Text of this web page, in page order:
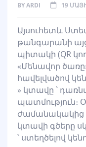
BYARDI 19
Այսուհետև
թանգարանի
պիտակի (QR
«Մենավոր
հավելվածով
» կտավը ՝
պատմություն։
ժամանակակից
կտավի գծերը
՝ ստեղծելով